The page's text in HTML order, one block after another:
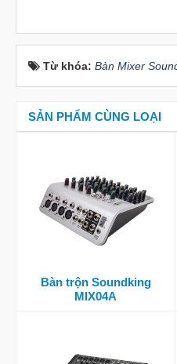
Từ khóa: Bàn Mixer
SẢN PHẨM CÙNG LOẠI
Bàn trộn Soundking
MIX04A